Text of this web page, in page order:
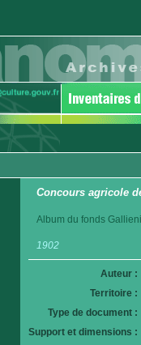
Concours agricole
Album du fonds
1902
Auteur :
Territoire :
Type de document :
Support et dimensions :